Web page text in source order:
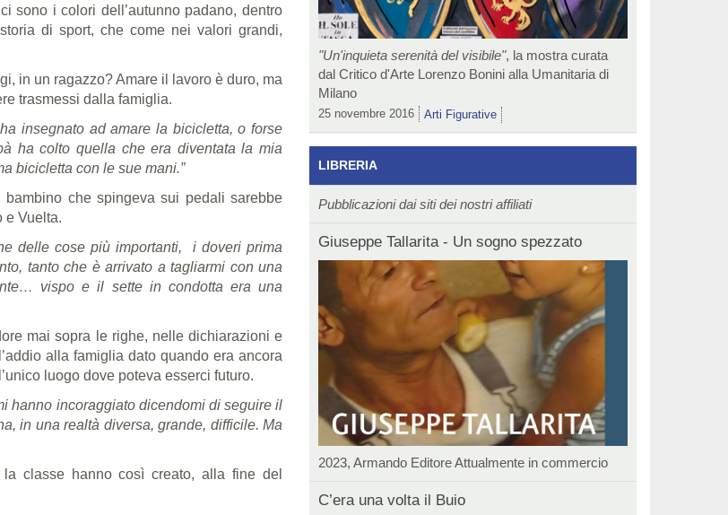
sono i colori dell’autunno padano, dentro
di sport, che come nei valori grandi,
in un ragazzo? Amare il lavoro è duro, ma
trasmessi dalla famiglia.
insegnato ad amare la bicicletta, o forse
ha colto quella che era diventata la mia
bicicletta con le sue mani.”
che spingeva sui pedali sarebbe
e Vuelta.
delle cose più importanti, i doveri prima
tanto che è arrivato a tagliarmi con una
vispo e il sette in condotta era una
mai sopra le righe, nelle dichiarazioni e
alla famiglia dato quando era ancora
luogo dove poteva esserci futuro.
hanno incoraggiato dicendomi diseguire il
in una realtà diversa, grande, difficile. Ma
classe hanno così creato, alla fine del
"Un'inquieta serenità del visibile", la mostra curata
dal Critico d'Arte Lorenzo Bonini alla Umanitaria di
Milano
25 novembre 2016 Arti Figurative
LIBRERIA
Pubblicazioni dai siti dei nostri affiliati
Giuseppe Tallarita - Un sogno spezzato
2023, Armando Editore Attualmente in commercio
C’era una volta il Buio